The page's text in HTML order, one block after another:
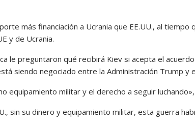
más financiación a Ucrania que EE.UU., al tiempo
y de Ucrania.
le preguntaron qué recibirá Kiev si acepta el
siendo negociado entre la Administración Trump y
equipamiento militar y el derecho a seguir
sin su dinero y equipamiento militar, esta guerra